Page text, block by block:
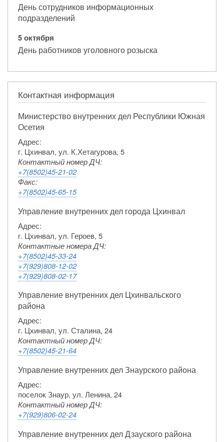
День сотрудников информационных
подразделений
5 октября
День работников уголовного розыска
Контактная информация
Министерство внутренних дел Республики Южная
Осетия
Адрес:
г. Цхинвал, ул. К.Хетагурова, 5
Контактный номер ДЧ:
+7(8502)45-21-02
Факс:
+7(8502)45-65-15
Управление внутренних дел города Цхинвал
Адрес:
г. Цхинвал, ул. Героев, 5
Контактные номера ДЧ:
+7(8502)45-33-24
+7(929)808-12-02
+7(929)808-02-17
Управление внутренних дел Цхинвальского
района
Адрес:
г. Цхинвал, ул. Сталина, 24
Контактный номер ДЧ:
+7(8502)45-21-64
Управление внутренних дел Знаурского района
Адрес:
поселок Знаур, ул. Ленина, 24
Контактный номер ДЧ:
+7(929)806-02-24
Управление внутренних дел Дзауского района